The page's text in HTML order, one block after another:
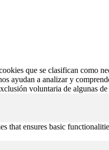
que se clasifican como
ayudan a analizar y
voluntaria de algunas
ensures basic